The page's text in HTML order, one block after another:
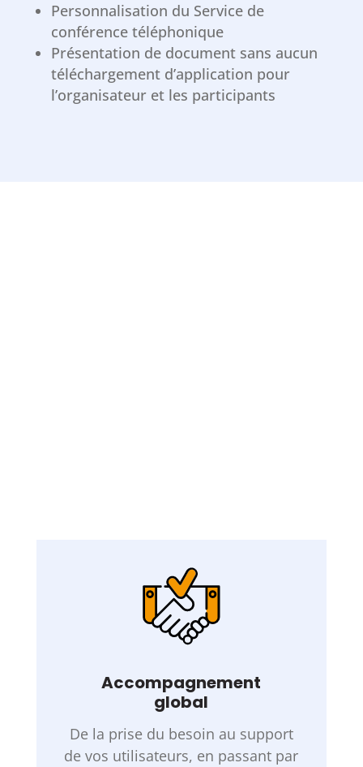
Personnalisation du Service de
conférence téléphonique
Présentation de document sans aucun
téléchargement d’application pour
l’organisateur et les participants
Accompagnement
global
De la prise du besoin au support
de vos utilisateurs, en passant par